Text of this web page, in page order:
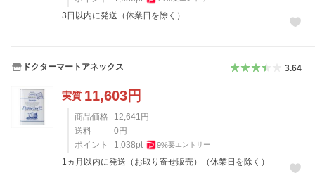
3日以内に発送（休業日を除く）
ドクターマートアネックス 3.64
実質 11,603円
商品価格 12,641 円
送料
0円
ポイント
1,038pt 9%要エントリー
1ヵ月以内に発送（お取り寄せ販売）（休業日を除く）